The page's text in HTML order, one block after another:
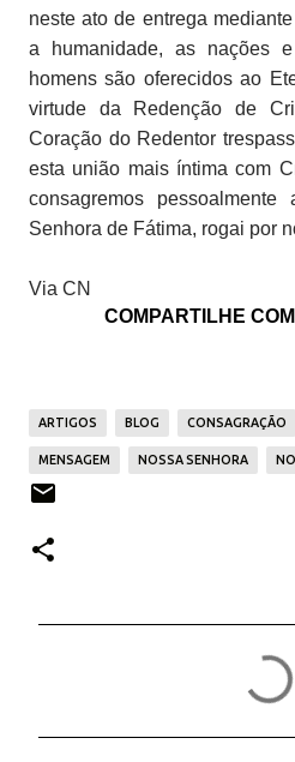
neste ato de entrega
a humanidade, as nações
homens são oferecidos ao
virtude da Redenção de
Coração do Redentor
esta união mais íntima com
consagremos
Senhora de Fátima, rogai por
Via CN
COMPARTILHE
ARTIGOS BLOG CONSAGRAÇÃO
MENSAGEM NOSSA SENHORA